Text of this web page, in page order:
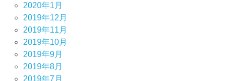
2020年1月
2019年12月
2019年11月
2019年10月
2019年9月
2019年8月
2019年7月